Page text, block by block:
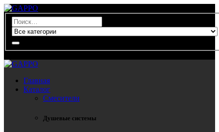
Главная
Каталог
Смесители
Душевые системы